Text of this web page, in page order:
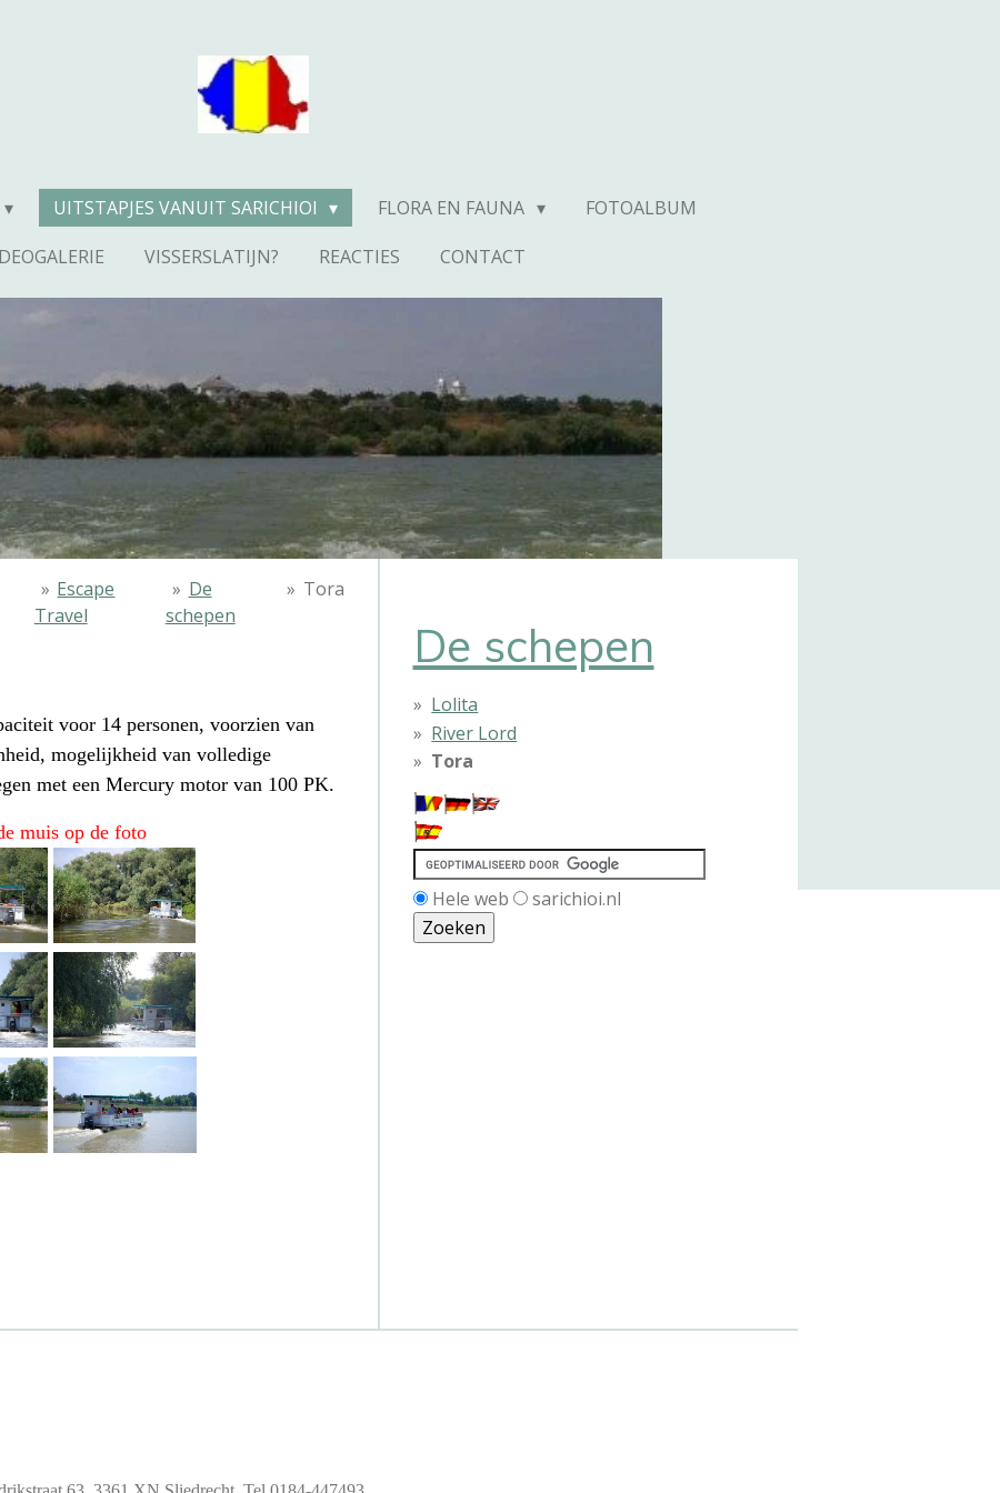
UITSTAPJES VANUIT SARICHIOI FLORA EN FAUNA
FOTOALBUM
VISSERSLATIJN? REACTIES CONTACT
» Escape
Travel
» De
schepen
» Tora
voor 14 personen, voorzien van
mogelijkheid van volledige
met een Mercury motor van 100 PK.
muis op de foto
De schepen
Lolita
River Lord
Tora
Hele web sarichioi.nl